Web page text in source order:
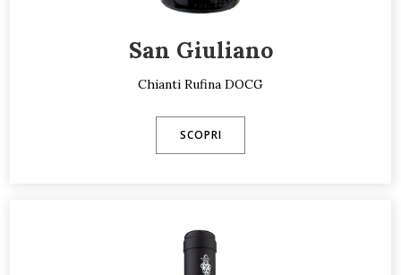
San Giuliano
Chianti Rufina DOCG
SCOPRI